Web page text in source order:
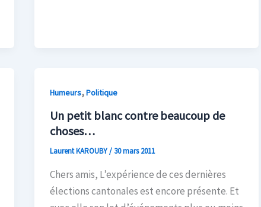
Humeurs,Politique
Un petit blanc contre beaucoup de
choses…
Laurent KAROUBY/ 30 mars 2011
Chers amis, L’expérience de ces dernières
élections cantonales est encore présente. Et